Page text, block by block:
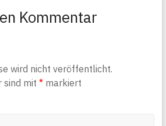
Kommentar
wird nicht veröffentlicht.
sind mit *markiert